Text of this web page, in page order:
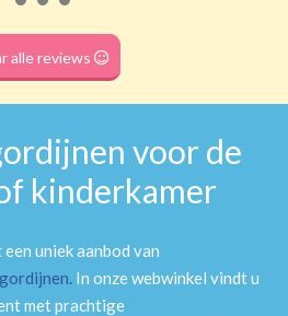
alle reviews
voor de
kinderkamer
uniek aanbod van
. In onze webwinkel vindt u
met prachtige